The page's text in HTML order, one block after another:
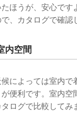
ほうが、安心で
、カタログで確認
内空間
によっては室内
便利です。室内
ログで比較してみ